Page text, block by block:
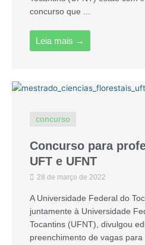
concurso que ...
Leia mais →
concurso
Concurso para
UFT e UFNT
28 de março de 2022
A Universidade Federal do
juntamente à Universidade
Tocantins (UFNT), divulgou
preenchimento de vagas para